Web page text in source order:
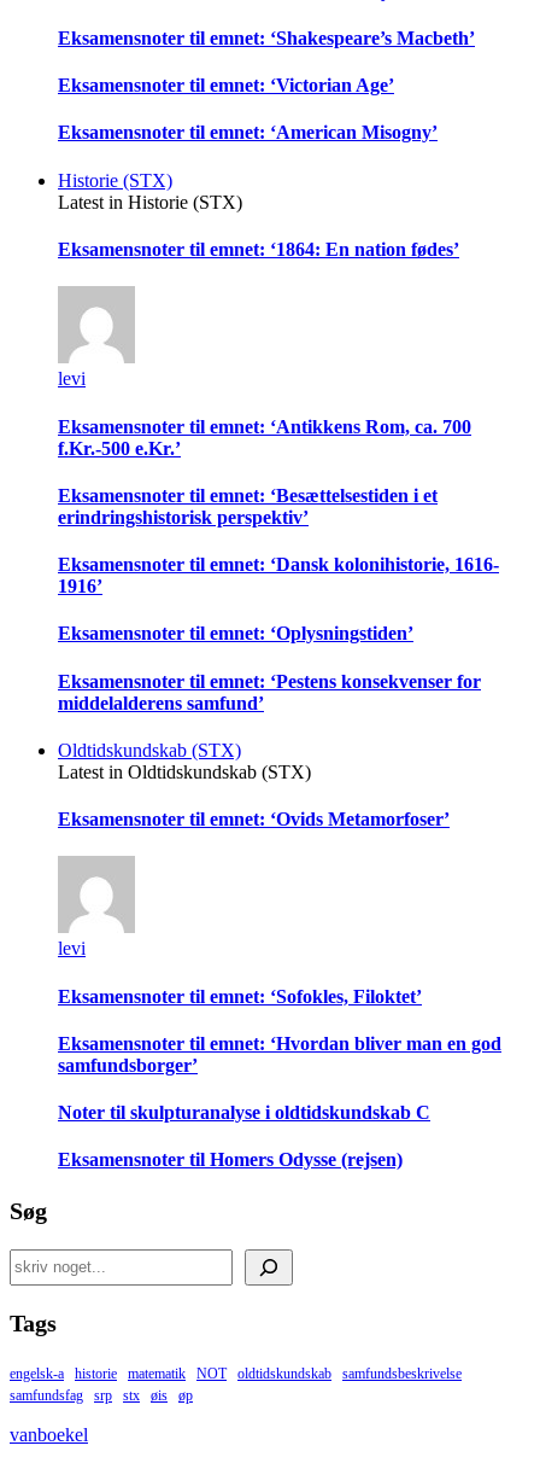
Eksamensnoter til emnet: ‘Shakespeare’s Macbeth’
Eksamensnoter til emnet: ‘Victorian Age’
Eksamensnoter til emnet: ‘American Misogny’
Historie (STX)
Latest in Historie (STX)
Eksamensnoter til emnet: ‘1864: En nation fødes’
levi
Eksamensnoter til emnet: ‘Antikkens Rom, ca. 700
f.Kr.-500 e.Kr.’
Eksamensnoter til emnet: ‘Besættelsestiden i et
erindringshistorisk perspektiv’
Eksamensnoter til emnet: ‘Dansk kolonihistorie, 1616-
1916’
Eksamensnoter til emnet: ‘Oplysningstiden’
Eksamensnoter til emnet: ‘Pestens konsekvenser for
middelalderens samfund’
Oldtidskundskab (STX)
Latest in Oldtidskundskab (STX)
Eksamensnoter til emnet: ‘Ovids Metamorfoser’
levi
Eksamensnoter til emnet: ‘Sofokles, Filoktet’
Eksamensnoter til emnet: ‘Hvordan bliver man en god
samfundsborger’
Noter til skulpturanalyse i oldtidskundskab C
Eksamensnoter til Homers Odysse (rejsen)
Søg
Search
Tags
engelsk-a historie matematik NOT oldtidskundskab
samfundsbeskrivelse
samfundsfag
srp stx øis øp
vanboekel